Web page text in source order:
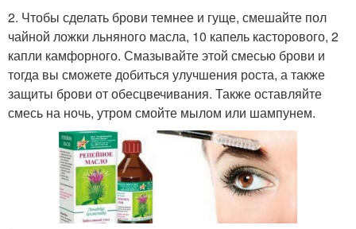
2. Чтобы сделать брови темнее и гуще, смешайте пол
чайной ложки льняного масла, 10 капель касторового, 2
капли камфорного. Смазывайте этой смесью брови и
тогда вы сможете добиться улучшения роста, а также
защиты брови от обесцвечивания. Также оставляйте
смесь на ночь, утром смойте мылом или шампунем.